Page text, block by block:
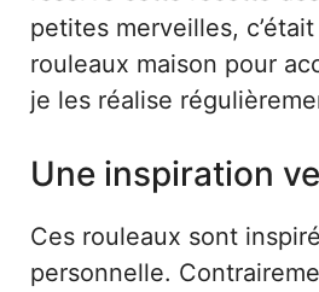
petites merveilles,
rouleaux maison pour
je les réalise
Une inspiration
Ces rouleaux sont
personnelle.